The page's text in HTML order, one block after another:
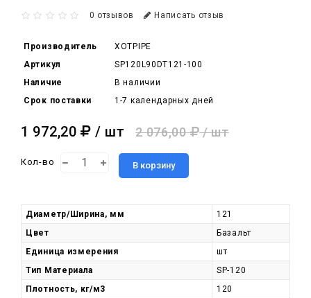
0 отзывов Написать отзыв
Производитель
XOTPIPE
Артикул
SP120L90DT121-100
Наличие
В наличии
Срок поставки
1-7 календарных дней
1 972,20 / шт 2 076,00 / шт
Кол-во В корзину
Диаметр/Ширина, мм
121
Цвет
Базальт
Единица измерения
шт
Тип Материала
SP-120
Плотность, кг/м3
120